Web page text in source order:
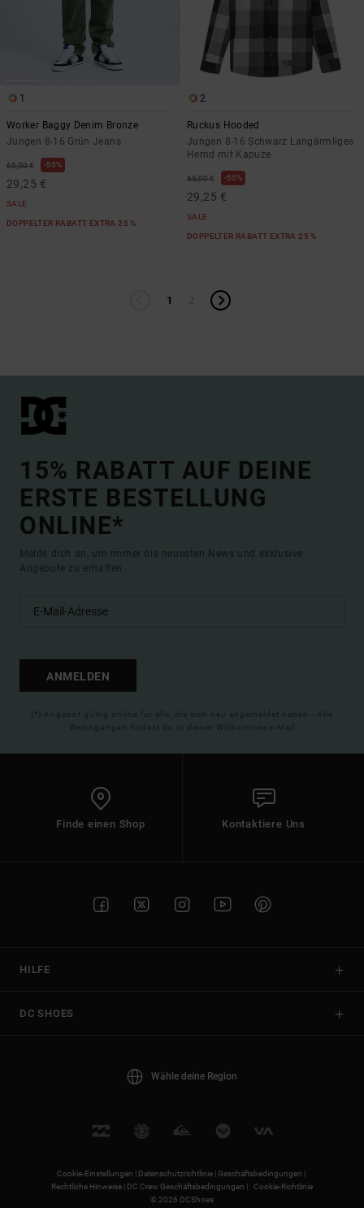
1
Worker Baggy Denim Bronze
Jungen 8-16 Grün Jeans
65,00 € 55%
29,25 €
SALE
DOPPELTER RABATT EXTRA 25 %
2
Ruckus Hooded
Jungen 8-16 Schwarz Langärmliges
Hemd mit Kapuze
65,00 € 55%
29,25 €
SALE
DOPPELTER RABATT EXTRA 25 %
1
15% RABATT AUF DEINE
ERSTE BESTELLUNG
ONLINE*
Melde dich an, um immer die neuesten News und exklusive
Angebote zu erhalten.
ANMELDEN
(*) Angebot gültig online für alle, die sich neu angemeldet haben - Alle
Bedingungen findest du in deiner Willkommens-Mail
Finde einen Shop Kontaktiere Uns
HILFE
DC SHOES
Wähle deine Region
Cookie-Einstellungen | Datenschutzrichtlinie |Geschäftsbedingungen |
Rechtliche Hinweise | DC Crew Geschäftsbedingungen |
Cookie-Richtlinie
© 2026 DCShoes